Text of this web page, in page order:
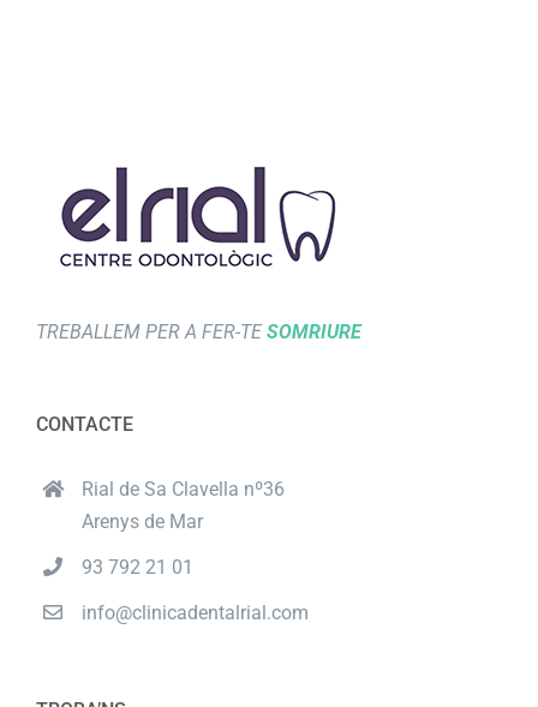
TREBALLEM PER A FER-TESOMRIURE
CONTACTE
Rial de Sa Clavella nº36
Arenys de Mar
93 792 21 01
info@clinicadentalrial.com